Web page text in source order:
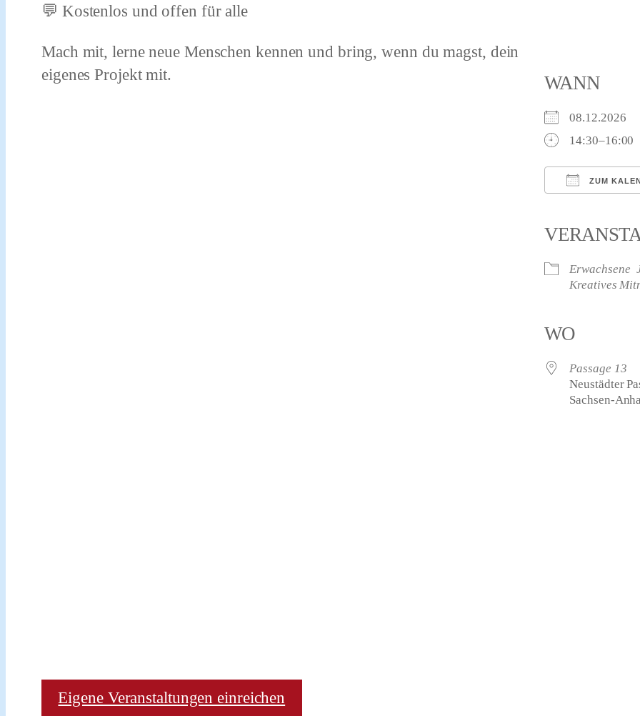
💬 Kostenlos und offen für alle
Mach mit, lerne neue Menschen kennen und bring, wenn du magst, dein
eigenes Projekt mit.
WANN
08.12.2026
14:30–16:00
ZUM
Erwachsene
Kreatives
WO
Passage 13
Neustädter
Sachsen-
Eigene Veranstaltungen einreichen